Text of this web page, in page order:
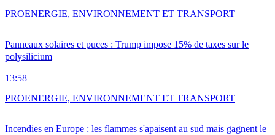
Panneaux solaires et puces : Trump impose 15% de taxes sur le
polysilicium
13:58
PROENERGIE, ENVIRONNEMENT ET TRANSPORT
Incendies en Europe : les flammes s'apaisent au sud mais gagnent le
PROENERGIE, ENVIRONNEMENT ET TRANSPORT